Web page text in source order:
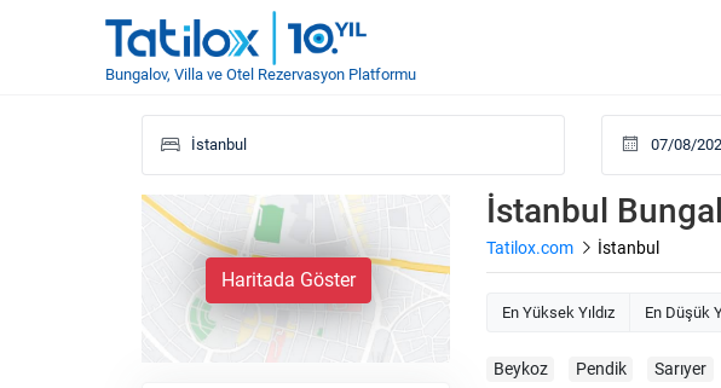
Bungalov, Villa ve Otel Rezervasyon Platformu
Haritada Göster
İstanbul
Tatilox.com İstanbul
En Yüksek Yıldız En Düşük
Beykoz Pendik Sarıyer